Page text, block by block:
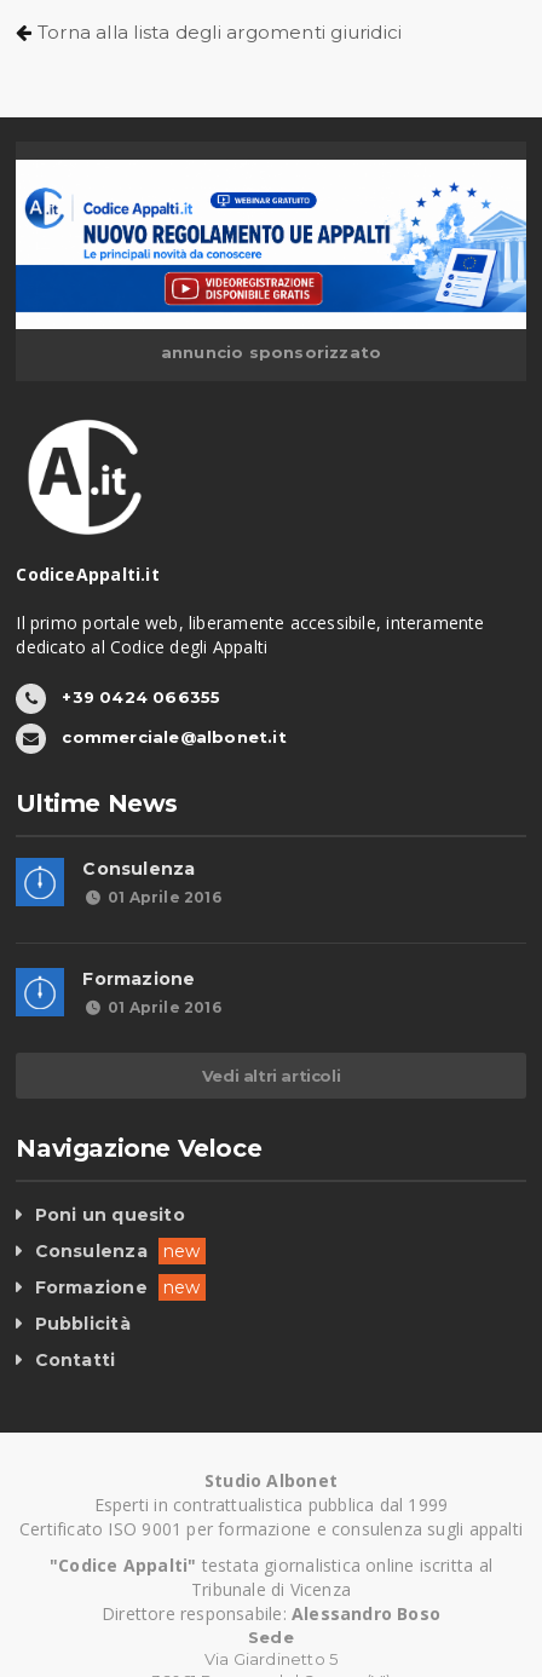
Torna alla lista degli argomenti giuridici
annuncio sponsorizzato
CodiceAppalti.it
Il primo portale web, liberamente accessibile, interamente
dedicato al Codice degli Appalti
+39 0424 066355
commerciale@albonet.it
Ultime News
Consulenza
01 Aprile 2016
Formazione
01 Aprile 2016
Vedi altri articoli
Navigazione Veloce
Poni un quesito
Consulenza
new
Formazione
new
Pubblicità
Contatti
Studio Albonet
Esperti in contrattualistica pubblica dal 1999
Certificato ISO 9001 per formazione e consulenza sugli appalti
"Codice Appalti" testata giornalistica online iscritta al
Tribunale di Vicenza
Direttore responsabile: Alessandro Boso
Sede
Via Giardinetto 5